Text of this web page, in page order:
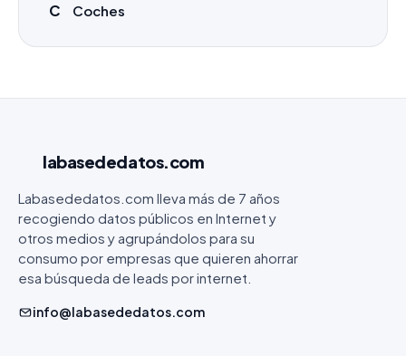
C Coches
labasededatos.com
Labasededatos.com lleva más de 7 años
recogiendo datos públicos en Internet y
otros medios y agrupándolos para su
consumo por empresas que quieren ahorrar
esa búsqueda de leads por internet.
info@labasededatos.com